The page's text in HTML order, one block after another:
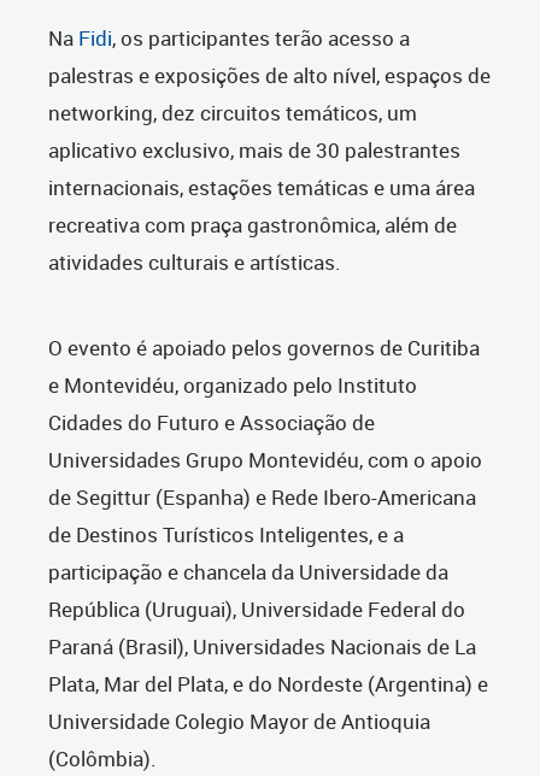
Na Fidi, os participantes terão acesso a
palestras e exposições de alto nível, espaços de
networking, dez circuitos temáticos, um
aplicativo exclusivo, mais de 30 palestrantes
internacionais, estações temáticas e uma área
recreativa com praça gastronômica, além de
atividades culturais e artísticas.
O evento é apoiado pelos governos de Curitiba
e Montevidéu, organizado pelo Instituto
Cidades do Futuro e Associação de
Universidades Grupo Montevidéu, com o apoio
de Segittur (Espanha) e Rede Ibero-Americana
de Destinos Turísticos Inteligentes, e a
participação e chancela da Universidade da
República (Uruguai), Universidade Federal do
Paraná (Brasil), Universidades Nacionais de La
Plata, Mar del Plata, e do Nordeste (Argentina) e
Universidade Colegio Mayor de Antioquia
(Colômbia).